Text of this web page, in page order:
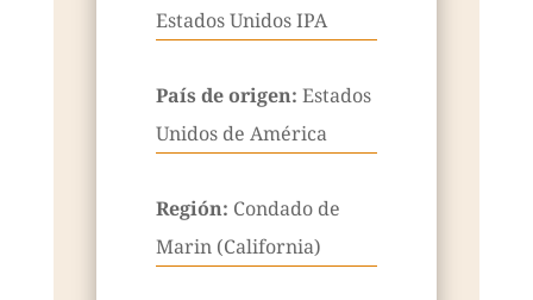
Estados Unidos IPA
País de origen: Estados
Unidos de América
Región: Condado de
Marin (California)